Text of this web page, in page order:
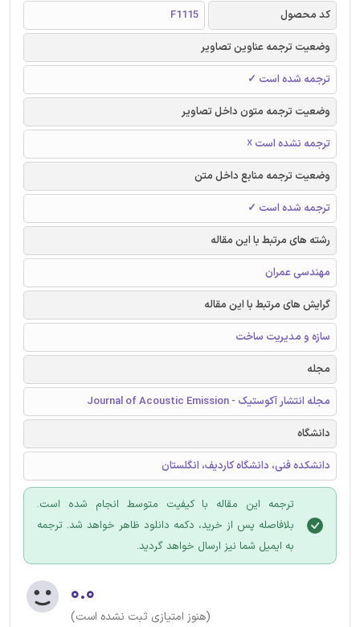
کد محصول
F1115
وضعیت ترجمه عناوین تصاویر
ترجمه شده است ✓
وضعیت ترجمه متون داخل تصاویر
ترجمه نشده است ☓
وضعیت ترجمه منابع داخل متن
ترجمه شده است ✓
رشته های مرتبط با این مقاله
مهندسی عمران
گرایش های مرتبط با این مقاله
سازه و مدیریت ساخت
مجله
مجله انتشار آکوستیک - Journal of Acoustic Emission
دانشگاه
دانشکده فنی، دانشگاه کاردیف، انگلستان
ترجمه این مقاله با کیفیت متوسط انجام شده است.
بلافاصله پس از خرید، دکمه دانلود ظاهر خواهد شد. ترجمه
به ایمیل شما نیز ارسال خواهد گردید.
۰.۰
(هنوز امتیازی ثبت نشده است)